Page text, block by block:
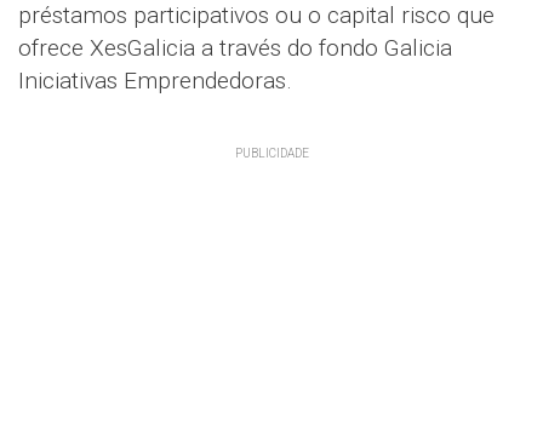
préstamos participativos ou o capital risco que
ofrece XesGalicia a través do fondo Galicia
Iniciativas Emprendedoras.